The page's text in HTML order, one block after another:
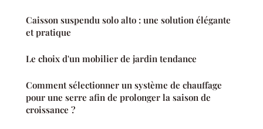
Caisson suspendu solo alto : une solution élégante
et pratique
Le choix d'un mobilier de jardin tendance
Comment sélectionner un système de chauffage
pour une serre afin de prolonger la saison de
croissance ?